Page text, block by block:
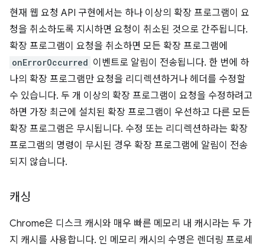
현재 웹 요청 API 구현에서는 하나 이상의 확장 프로그램이 요
청을 취소하도록 지시하면 요청이 취소된 것으로 간주됩니다.
확장 프로그램이 요청을 취소하면 모든 확장 프로그램에
onErrorOccurred 이벤트로 알림이 전송됩니다. 한 번에 하
나의 확장 프로그램만 요청을 리디렉션하거나 헤더를 수정할
수 있습니다. 두 개 이상의 확장 프로그램이 요청을 수정하려고
하면 가장 최근에 설치된 확장 프로그램이 우선하고 다른 모든
확장 프로그램은 무시됩니다. 수정 또는 리디렉션하라는 확장
프로그램의 명령이 무시된 경우 확장 프로그램에 알림이 전송
되지 않습니다.
캐싱
Chrome은 디스크 캐시와 매우 빠른 메모리 내 캐시라는 두 가
지 캐시를 사용합니다. 인 메모리 캐시의 수명은 렌더링 프로세